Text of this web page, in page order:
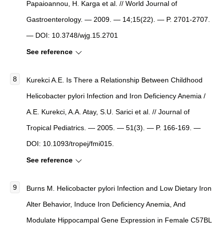
Papaioannou, H. Karga et al. // World Journal of
Gastroenterology. — 2009. — 14;15(22). — P. 2701-2707.
— DOI: 10.3748/wjg.15.2701
See reference
Kurekci A.E. Is There a Relationship Between Childhood
Helicobacter pylori Infection and Iron Deficiency Anemia /
A.E. Kurekci, A.A. Atay, S.U. Sarici et al. // Journal of
Tropical Pediatrics . — 2005. — 51(3). — P. 166-169. —
DOI: 10.1093/tropej/fmi015.
See reference
Burns M. Helicobacter pylori Infection and Low Dietary Iron
Alter Behavior, Induce Iron Deficiency Anemia, And
Modulate Hippocampal Gene Expression in Female C57BL